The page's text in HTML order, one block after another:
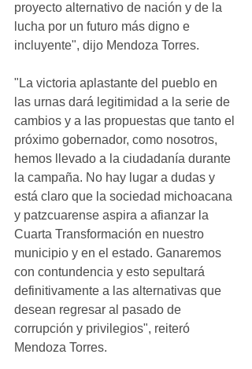
proyecto alternativo de nación y de la
lucha por un futuro más digno e
incluyente", dijo Mendoza Torres.
"La victoria aplastante del pueblo en
las urnas dará legitimidad a la serie de
cambios y a las propuestas que tanto el
próximo gobernador, como nosotros,
hemos llevado a la ciudadanía durante
la campaña. No hay lugar a dudas y
está claro que la sociedad michoacana
y patzcuarense aspira a afianzar la
Cuarta Transformación en nuestro
municipio y en el estado. Ganaremos
con contundencia y esto sepultará
definitivamente a las alternativas que
desean regresar al pasado de
corrupción y privilegios", reiteró
Mendoza Torres.